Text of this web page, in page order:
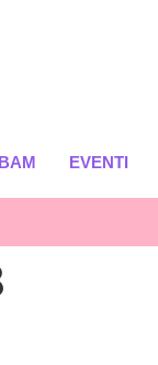
EVENTI